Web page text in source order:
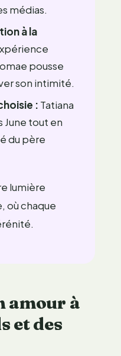
médias.
à la
pousse
son intimité.
: Tatiana
June tout en
du père
lumière
où chaque
amour à
et des